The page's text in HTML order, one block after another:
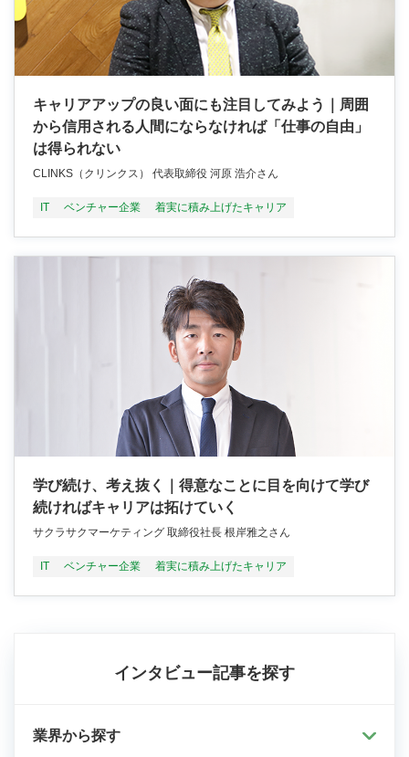
キャリアアップの良い面にも注目してみよう｜周囲
から信用される人間にならなければ「仕事の自由」
は得られない
CLINKS（クリンクス） 代表取締役 河原 浩介さん
IT ベンチャー企業 着実に積み上げたキャリア
学び続け、考え抜く｜得意なことに目を向けて学び
続ければキャリアは拓けていく
サクラサクマーケティング 取締役社長 根岸雅之さん
IT ベンチャー企業 着実に積み上げたキャリア
インタビュー記事を探す
業界から探す